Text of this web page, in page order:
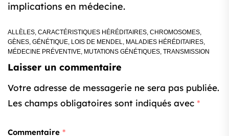
implications en médecine.
ALLÈLES, CARACTÉRISTIQUES HÉRÉDITAIRES, CHROMOSOMES,
GÈNES, GÉNÉTIQUE, LOIS DE MENDEL, MALADIES HÉRÉDITAIRES,
MÉDECINE PRÉVENTIVE, MUTATIONS GÉNÉTIQUES, TRANSMISSION
Laisser un commentaire
Votre adresse de messagerie ne sera pas publiée.
Les champs obligatoires sont indiqués avec *
Commentaire *